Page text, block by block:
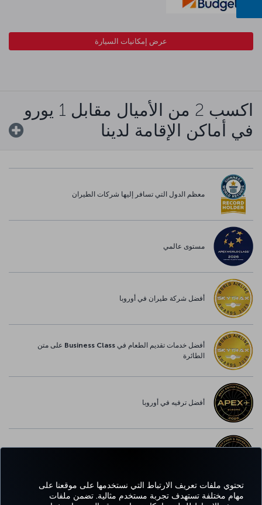
تحتوي ملفات تعريف الارتباط التي نستخدمها على موقعنا على
مهام مختلفة تستهدف تجربة مستخدم مثالية. تضمن ملفات
عرض إمكانيات السيارة
اكسب 2 من الأميال مقابل 1 يورو
في أماكن الإقامة لدينا
معظم الدول التي تسافر إليها شركات الطيران
مستوى عالمي
أفضل شركة طيران في أوروبا
أفضل خدمات تقديم الطعام في Business Class على متن
الطائرة
أفضل ترفيه في أوروبا